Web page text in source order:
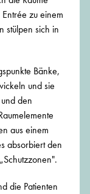
zu einem
stülpen sich in
Bänke,
und sie
den
aus einem
absorbiert den
die Patienten